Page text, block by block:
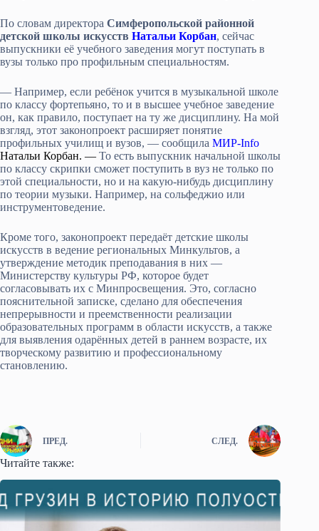
По словам директора Симферопольской районной
детской школы искусств Натальи Корбан, сейчас
выпускники её учебного заведения могут поступать в
вузы только про профильным специальностям.
— Например, если ребёнок учится в музыкальной школе
по классу фортепьяно, то и в высшее учебное заведение
он, как правило, поступает на ту же дисциплину. На мой
взгляд, этот законопроект расширяет понятие
профильных училищ и вузов, — сообщила МИР-Info
Натальи Корбан. — То есть выпускник начальной школы
по классу скрипки сможет поступить в вуз не только по
этой специальности, но и на какую-нибудь дисциплину
по теории музыки. Например, на сольфеджио или
инструментоведение.
Кроме того, законопроект передаёт детские школы
искусств в ведение региональных Минкультов, а
утверждение методик преподавания в них —
Министерству культуры РФ, которое будет
согласовывать их с Минпросвещения. Это, согласно
пояснительной записке, сделано для обеспечения
непрерывности и преемственности реализации
образовательных программ в области искусств, а также
для выявления одарённых детей в раннем возрасте, их
творческому развитию и профессиональному
становлению.
ПРЕД. СЛЕД.
Читайте также: